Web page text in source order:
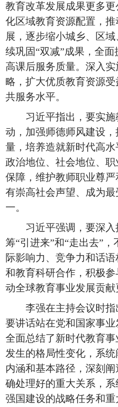
教育改革发展成果更多
化区域教育资源配置，
展，逐步缩小城乡、区
续巩固“双减”成果，全
高课后服务质量。深入
略，扩大优质教育资源
共服务水平。
习近平指出，要实施
动，加强师德师风建设
量，培养造就新时代高
政治地位、社会地位、
保障，维护教师职业尊
有崇高社会声望、成为
一。
习近平强调，要深入
筹“引进来”和“走出去”
际影响力、竞争力和话
和教育科研合作，积极
动全球教育事业发展贡献
李强在主持会议时指
要讲话站在党和国家事业
全面总结了新时代教育事
发生的格局性变化，系
内涵和基本路径，深刻
确处理好的重大关系，
强国建设的战略任务和